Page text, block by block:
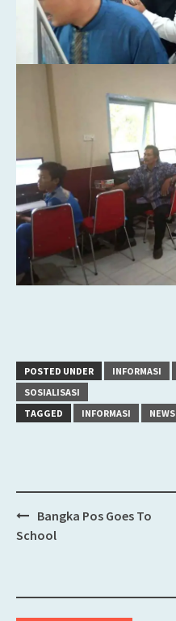
POSTED UNDER INFORMASI
SOSIALISASI
TAGGED
INFORMASI NEWS
Post
Bangka Pos Goes To
School